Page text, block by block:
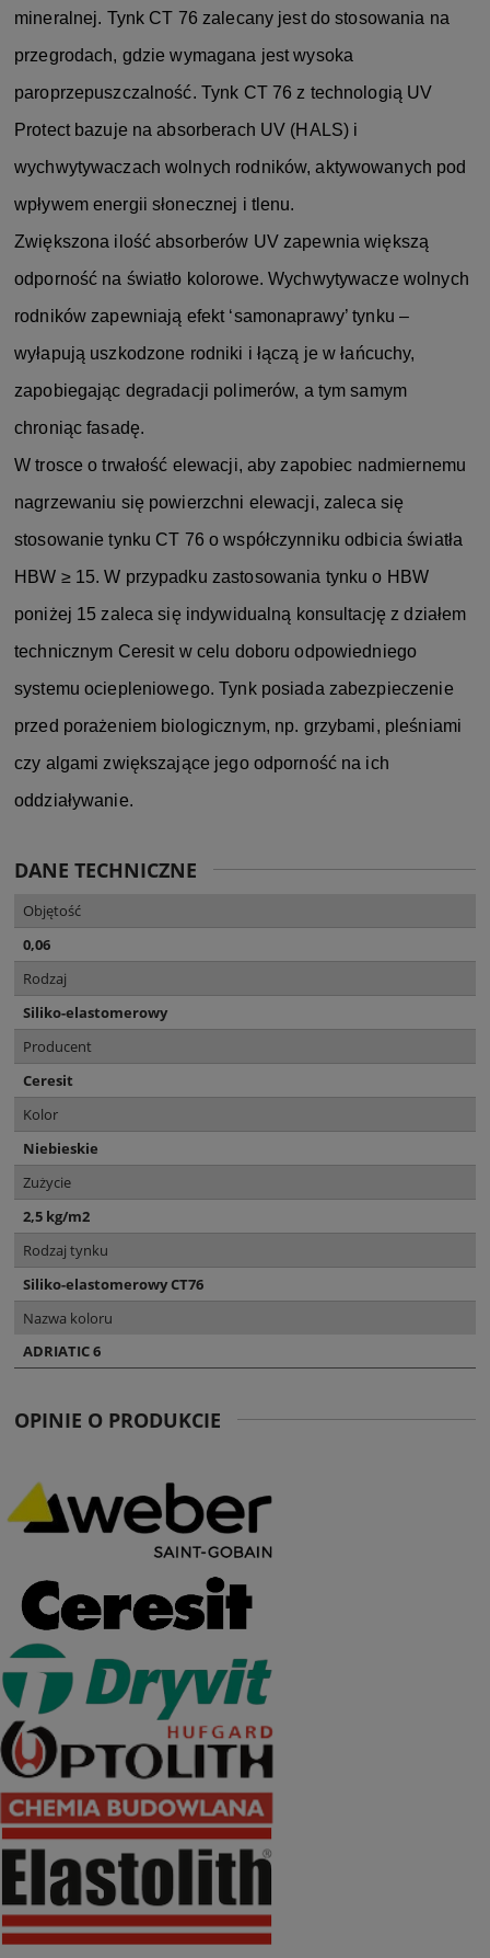
mineralnej. Tynk CT 76 zalecany jest do stosowania na
przegrodach, gdzie wymagana jest wysoka
paroprzepuszczalność. Tynk CT 76 z technologią UV
Protect bazuje na absorberach UV (HALS) i
wychwytywaczach wolnych rodników, aktywowanych pod
wpływem energii słonecznej i tlenu.
Zwiększona ilość absorberów UV zapewnia większą
odporność na światło kolorowe. Wychwytywacze wolnych
rodników zapewniają efekt ‘samonaprawy’ tynku –
wyłapują uszkodzone rodniki i łączą je w łańcuchy,
zapobiegając degradacji polimerów, a tym samym
chroniąc fasadę.
W trosce o trwałość elewacji, aby zapobiec nadmiernemu
nagrzewaniu się powierzchni elewacji, zaleca się
stosowanie tynku CT 76 o współczynniku odbicia światła
HBW ≥ 15. W przypadku zastosowania tynku o HBW
poniżej 15 zaleca się indywidualną konsultację z działem
technicznym Ceresit w celu doboru odpowiedniego
systemu ociepleniowego. Tynk posiada zabezpieczenie
przed porażeniem biologicznym, np. grzybami, pleśniami
czy algami zwiększające jego odporność na ich
oddziaływanie.
DANE TECHNICZNE
Objętość
0,06
Rodzaj
Siliko-elastomerowy
Producent
Ceresit
Kolor
Niebieskie
Zużycie
2,5 kg/m2
Rodzaj tynku
Siliko-elastomerowy CT76
Nazwa koloru
ADRIATIC 6
OPINIE O PRODUKCIE